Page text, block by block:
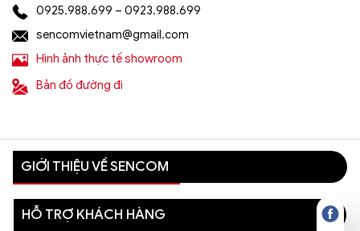
0925.988.699 – 0923.988.699
sencomvietnam@gmail.com
Hình ảnh thực tế showroom
Bản đồ đường đi
GIỚI THIỆU VỀ SENCOM
HỖ TRỢ KHÁCH HÀNG